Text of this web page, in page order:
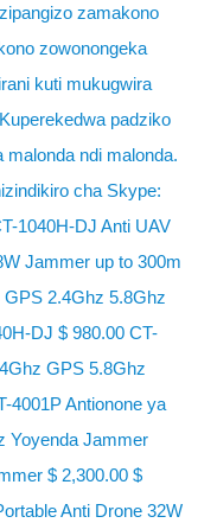
zamakono
zowonongeka
kuti mukugwira
padziko
malonda ndi malonda.
cha Skype:
1040H-DJ Anti UAV
Jammer up to 300m
2.4Ghz 5.8Ghz
DJ $ 980.00 CT-
GPS 5.8Ghz
4001P Antionone ya
Yoyenda Jammer
$ 2,300.00 $
Anti Drone 32W